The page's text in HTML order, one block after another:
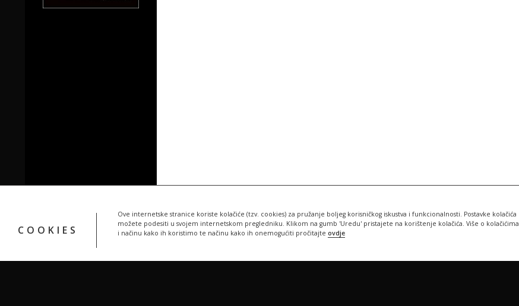
COOKIES
Ove internetske stranice koriste kolačiće (tzv. cookies) za pružanje boljeg korisničkog iskustva i funkcionalnosti. Postavke kolačića
možete podesiti u svojem internetskom pregledniku. Klikom na gumb 'Uredu' pristajete na korištenje kolačića. Više o kolačićima
i načinu kako ih koristimo te načinu kako ih onemogućiti pročitajte ovdje